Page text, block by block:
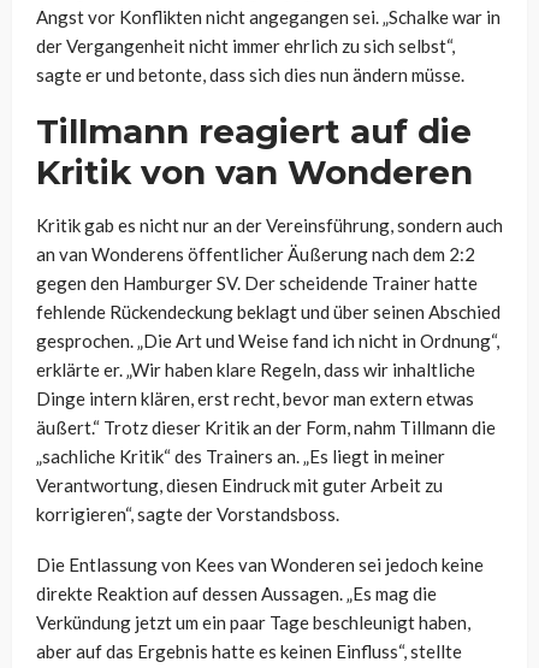
Angst vor Konflikten nicht angegangen sei. „Schalke war in
der Vergangenheit nicht immer ehrlich zu sich selbst“,
sagte er und betonte, dass sich dies nun ändern müsse.
Tillmann reagiert auf die
Kritik von van Wonderen
Kritik gab es nicht nur an der Vereinsführung, sondern auch
an van Wonderens öffentlicher Äußerung nach dem 2:2
gegen den Hamburger SV. Der scheidende Trainer hatte
fehlende Rückendeckung beklagt und über seinen Abschied
gesprochen. „Die Art und Weise fand ich nicht in Ordnung“,
erklärte er. „Wir haben klare Regeln, dass wir inhaltliche
Dinge intern klären, erst recht, bevor man extern etwas
äußert.“ Trotz dieser Kritik an der Form, nahm Tillmann die
„sachliche Kritik“ des Trainers an. „Es liegt in meiner
Verantwortung, diesen Eindruck mit guter Arbeit zu
korrigieren“, sagte der Vorstandsboss.
Die Entlassung von Kees van Wonderen sei jedoch keine
direkte Reaktion auf dessen Aussagen. „Es mag die
Verkündung jetzt um ein paar Tage beschleunigt haben,
aber auf das Ergebnis hatte es keinen Einfluss“, stellte